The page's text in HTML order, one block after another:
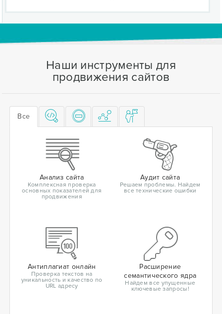
Наши инструменты для
продвижения сайтов
Все
Анализ сайта
Комплексная проверка
основных показателей для
продвижения
Аудит сайта
Решаем проблемы. Найдем
все технические ошибки
Антиплагиат онлайн
Проверка текстов на
уникальность и качество по
URL адресу
Расширение
семантического ядра
Найдем все упущенные
ключевые запросы!